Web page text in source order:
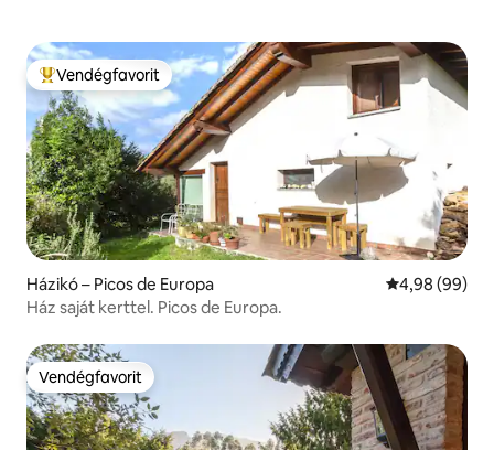
Kiemelt vendégfavorit
Vendégfavorit
Házikó – Picos de Europa Átlagos
4,98 (99)
Ház saját kerttel. Picos de Europa.
Vendégfavorit
Vendégfavorit